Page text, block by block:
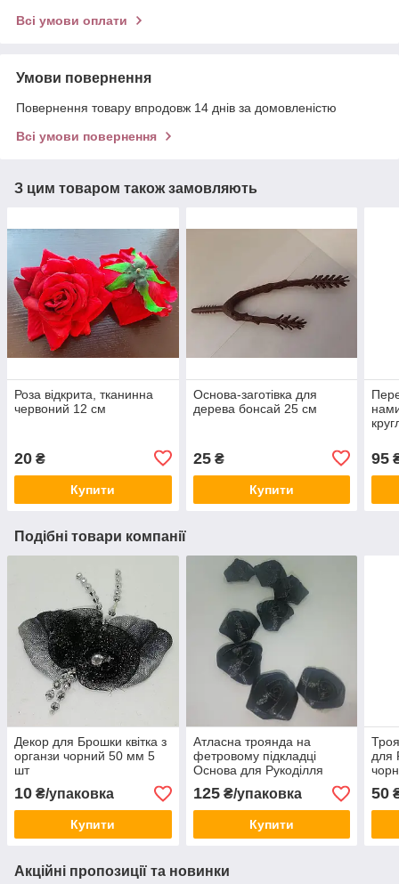
Всі умови оплати
Умови повернення
Повернення товару впродовж 14 днів за домовленістю
Всі умови повернення
З цим товаром також замовляють
Роза відкрита, тканинна
червоний 12 см
20 ₴
Купити
Основа-заготівка для
дерева бонсай 25 см
25₴
Купити
95
Подібні товари компанії
Декор для Брошки квітка з
органзи чорний 50 мм 5
шт
10 ₴/упаковка
Купити
Атласна троянда на
фетровому підкладці
Основа для Рукоділля
Колір чорний 25 мм 50 шт
125₴/упаковка
Купити
для
50
Акційні пропозиції та новинки